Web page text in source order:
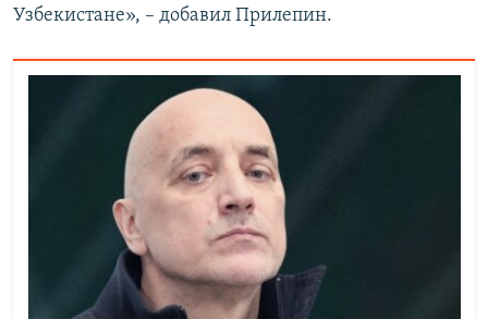
Узбекистане», – добавил Прилепин.